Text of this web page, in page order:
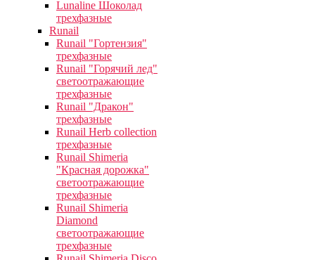
Lunaline Шоколад
трехфазные
Runail
Runail "Гортензия"
трехфазные
Runail "Горячий лед"
светоотражающие
трехфазные
Runail "Дракон"
трехфазные
Runail Herb collection
трехфазные
Runail Shimeria
"Красная дорожка"
светоотражающие
трехфазные
Runail Shimeria
Diamond
светоотражающие
трехфазные